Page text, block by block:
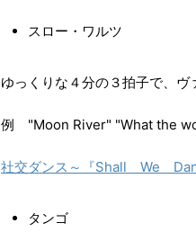
スロー・ワルツ
ゆっくりな４分の３拍子で、ヴ
例 "Moon River" "What the
社交ダンス～『Shall We
タンゴ